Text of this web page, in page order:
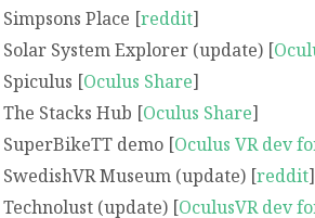
Simpsons Place [reddit]
Solar System Explorer (update) [
Spiculus [Oculus Share]
The Stacks Hub [Oculus Share]
SuperBikeTT demo [Oculus VR dev
SwedishVR Museum (update) [reddit]
Technolust (update) [OculusVR dev